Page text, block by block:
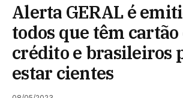
Alerta GERAL é
todos que têm cartão
crédito e brasileiros
estar cientes